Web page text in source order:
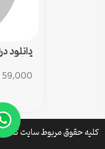
آسان و
59,000
کلیه حقوق مربوط سایت